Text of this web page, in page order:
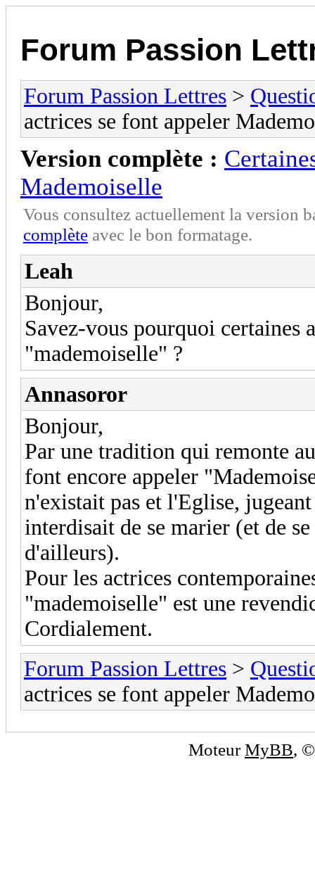
Forum Passion
Forum Passion Lettres >
actrices se font appeler
Version complète :
Mademoiselle
Vous consultez actuellement la version
complète avec le bon formatage.
Leah
Bonjour,
Savez-vous pourquoi certaines
"mademoiselle" ?
Annasoror
Bonjour,
Par une tradition qui remonte
font encore appeler
n'existait pas et l'Eglise,
interdisait de se marier (et de
d'ailleurs).
Pour les actrices
"mademoiselle" est une
Cordialement.
Forum Passion Lettres >
actrices se font appeler
MoteurMyBB,